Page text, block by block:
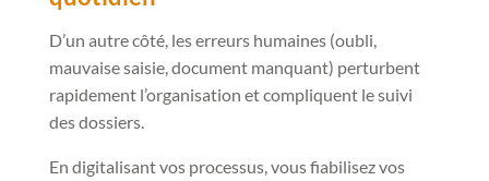
D’un autre côté, les erreurs humaines (oubli,
mauvaise saisie, document manquant) perturbent
rapidement l’organisation et compliquent le suivi
des dossiers.
En digitalisant vos processus, vous fiabilisez vos